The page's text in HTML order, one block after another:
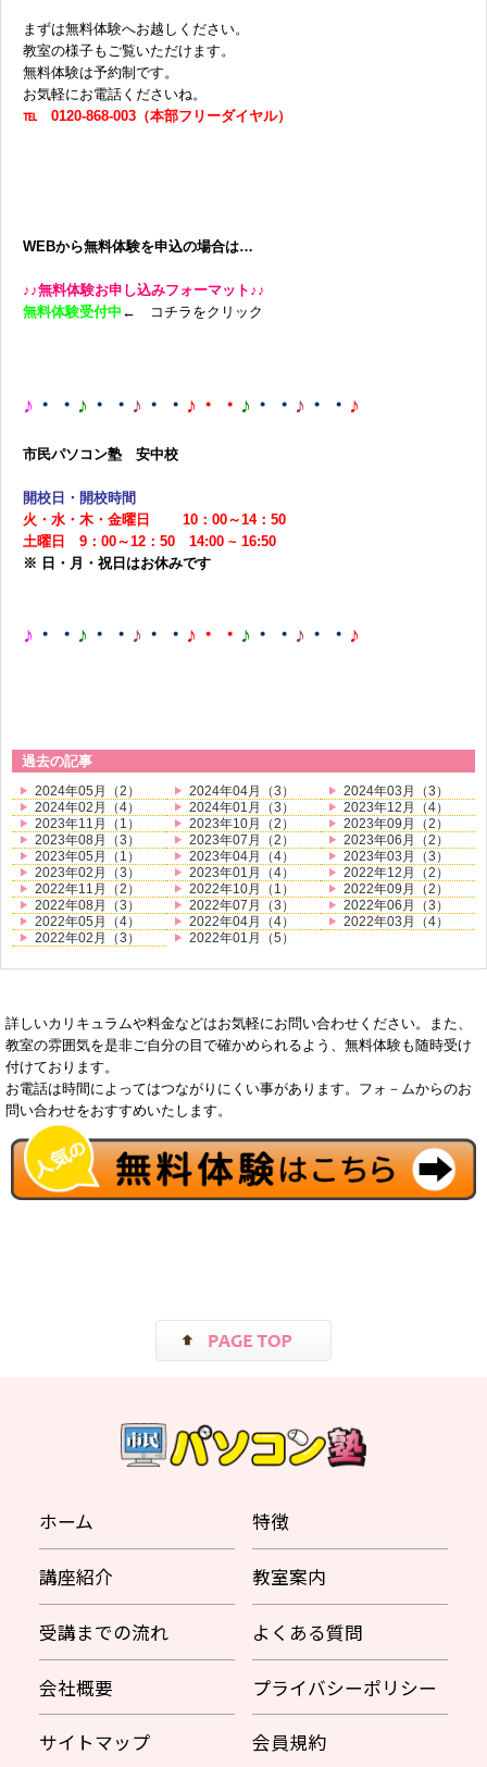
まずは無料体験へお越しください。
教室の様子もご覧いただけます。
無料体験は予約制です。
お気軽にお電話くださいね。
℡ 0120-868-003（本部フリーダイヤル）
WEBから無料体験を申込の場合は…
♪♪無料体験お申し込みフォーマット♪♪
無料体験受付中 ← コチラをクリック
♪ ・・ ♪ ・・ ♪ ・・ ♪・・ ♪ ・・ ♪ ・・ ♪
市民パソコン塾 安中校
開校日・開校時間
火・水・木・金曜日 10：00～14：50
土曜日 9：00～12：50 14:00 ~ 16:50
※ 日・月・祝日はお休みです
♪ ・・ ♪ ・・ ♪ ・・ ♪・・ ♪ ・・ ♪ ・・ ♪
過去の記事
2024年05月（2） 2024年04月（3）
2024年03月（3）
2024年02月（4）
2024年01月（3）
2023年12月（4）
2023年11月（1）
2023年10月（2）
2023年09月（2）
2023年08月（3）
2023年07月（2）
2023年06月（2）
2023年05月（1）
2023年04月（4）
2023年03月（3）
2023年02月（3）
2023年01月（4）
2022年12月（2）
2022年11月（2）
2022年10月（1）
2022年09月（2）
2022年08月（3）
2022年07月（3）
2022年06月（3）
2022年05月（4）
2022年04月（4）
2022年03月（4）
2022年02月（3）
2022年01月（5）
詳しいカリキュラムや料金などはお気軽にお問い合わせください。また、
教室の雰囲気を是非ご自分の目で確かめられるよう、無料体験も随時受け
付けております。
お電話は時間によってはつながりにくい事があります。フォ－ムからのお
問い合わせをおすすめいたします。
ホーム 特徴
講座紹介 教室案内
受講までの流れ よくある質問
会社概要 プライバシーポリシー
サイトマップ 会員規約